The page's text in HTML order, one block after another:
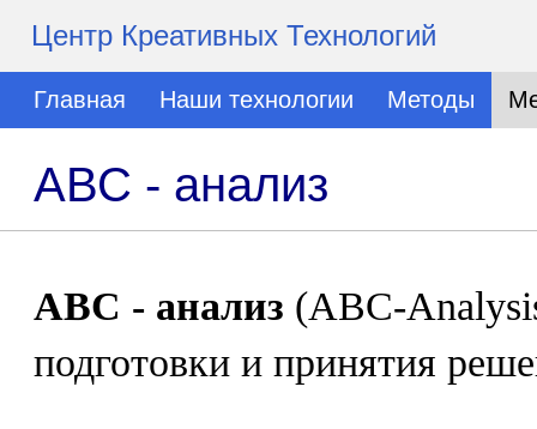
Центр Креативных Технологий
Главная Наши технологии Методы
АВС - анализ
АВС - анализ (ABC-
подготовки и принятия